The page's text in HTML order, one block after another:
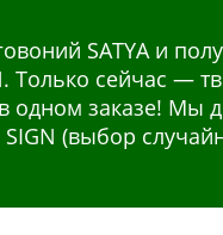
SATYA и
Только сейчас —
одном заказе! Мы
(выбор
экстракты в
для ежедневной
для разных
для